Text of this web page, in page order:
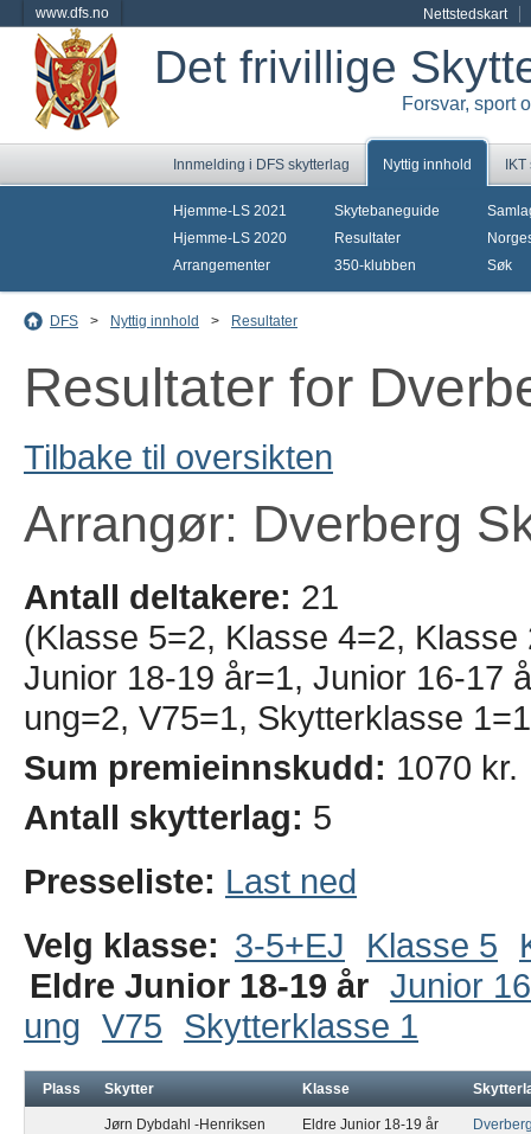
www.dfs.no Nettstedskart
Det frivillige
Forsvar, sport
Innmelding i DFS skytterlag Nyttig innhold
Hjemme-LS 2021
Hjemme-LS 2020
Arrangementer
Skytebaneguide
Resultater
350-klubben
Søk
DFS > Nyttig innhold > Resultater
Resultater for
Tilbake til oversikten
Arrangør: Dverberg
Antall deltakere: 21
(Klasse 5=2, Klasse 4=2,
Junior 18-19 år=1, Junior 16-17
ung=2, V75=1, Skytterklasse
Sum premieinnskudd: 1070 kr.
Antall skytterlag: 5
Presseliste: Last ned
Velg klasse: 3-5+EJ Klasse 5
Eldre Junior 18-19 år Junior
ung V75 Skytterklasse 1
Plass Skytter Klasse
Jørn Dybdahl -Henriksen Eldre Junior 18-19 år